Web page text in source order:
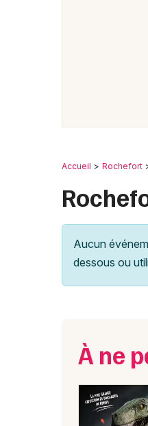
Accueil Rochefort
Aucun
dessous ou
À ne